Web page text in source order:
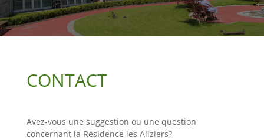
CONTACT
Avez-vous une suggestion ou une question
concernant la Résidence les Aliziers?